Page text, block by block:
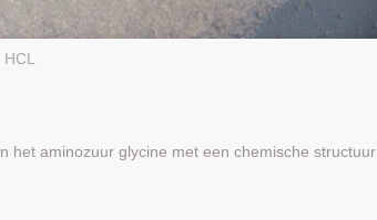
het aminozuur glycine met een chemische structuur